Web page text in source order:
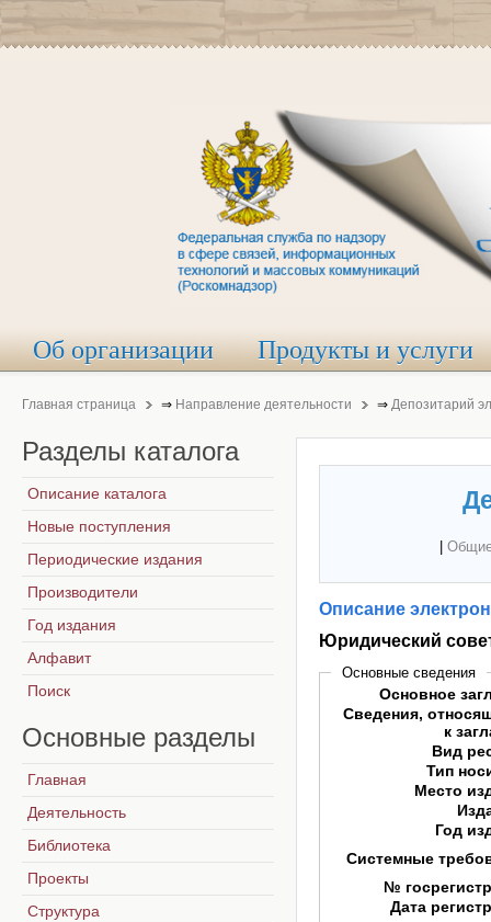
Об организации Продукты и услуги
Главная страница ⇒ Направление деятельности ⇒ Депозитарий
Описание
Юридический
Основные сведения
Основное
Сведения,
к
Вид
Тип
Место
Год
Системные
№
Дата
Разделы каталога
Описание каталога
Новые поступления
Периодические издания
Производители
Год издания
Алфавит
Поиск
Основные разделы
Главная
Деятельность
Библиотека
Проекты
Структура